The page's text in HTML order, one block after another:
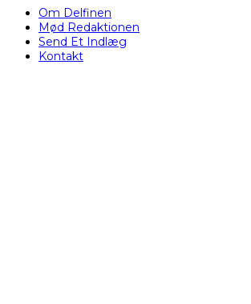
Om Delfinen
Mød Redaktionen
Send Et Indlæg
Kontakt